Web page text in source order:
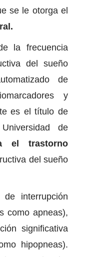
se le otorga el
la frecuencia
del sueño
de
y
es el título de
de
el trastorno
del sueño
interrupción
como apneas),
significativa
hipopneas).